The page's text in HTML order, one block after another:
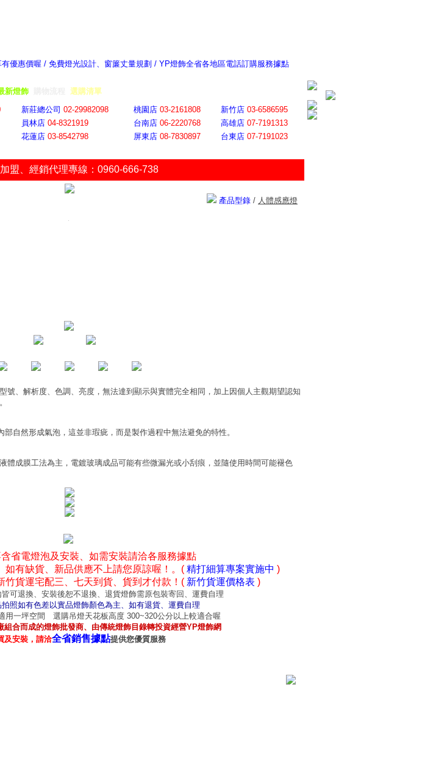
優惠價喔 / 免費燈光設計、窗簾丈量規劃 / YP燈飾全省各地區電話訂購服務據點
新燈飾 選購清單
新莊總公司 02-29982098 桃園店 03-2161808 新竹店 03-6586595
員林店 04-8321919 台南店 06-2220768 高雄店 07-7191313
花蓮店 03-8542798 屏東店 08-7830897 台東店 07-7191023
盟 經銷代理專線：0960-666-738
產品型錄 / 人體感應燈
號、解析度、色調、亮度，無法達到顯示與實體完全相同，加上因個人主觀期望認知
自然形成氣泡，這並非瑕疵，而是製作過程中無法避免的特性。
體成膜工法為主，電鍍玻璃成品可能有些微漏光或小刮痕，並隨使用時間可能褪色
省電燈泡及安裝、如需安裝請洽各服務據點
如有缺貨、新品供應不上請您原諒喔！。( 精打細算專案實施中 )
竹貨運宅配三、七天到貨、貨到才付款！( 新竹貨運價格表 )
可退換、安裝後恕不退換、退貨燈飾需原包裝寄回、運費自理
照如有色差以實品燈飾顏色為主、如有退貨、運費自理
用一坪空間 選購吊燈天花板高度 300~320公分以上較適合喔
組合而成的燈飾批發商、由傳統燈飾目錄轉投資經營YP燈飾網
及安裝，請洽全省銷售據點提供您優質服務